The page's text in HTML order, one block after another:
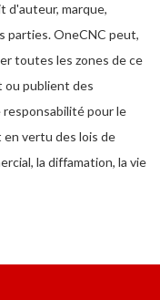
d'auteur, marque,
parties. OneCNC peut,
toutes les zones de ce
publient des
responsabilité pour le
vertu des lois de
la diffamation, la vie